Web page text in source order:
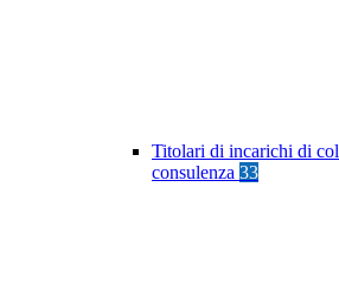
Titolari di incarichi di
consulenza 33